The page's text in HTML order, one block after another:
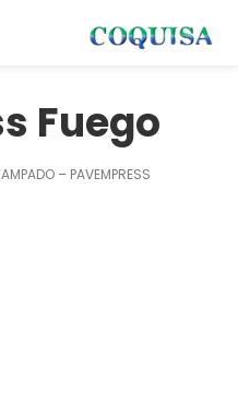
Fuego
– PAVEMPRESS